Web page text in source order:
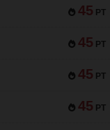
45 PT
45 PT
45 PT
45 PT